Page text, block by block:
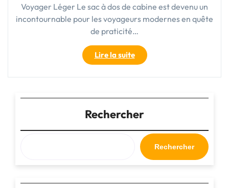
Voyager Léger Le sac à dos de cabine est devenu un
incontournable pour les voyageurs modernes en quête
de praticité…
Lire la suite"Le
Sac
à
de
Cabine
:
Votre
Compagnon
de
Rechercher
Rechercher